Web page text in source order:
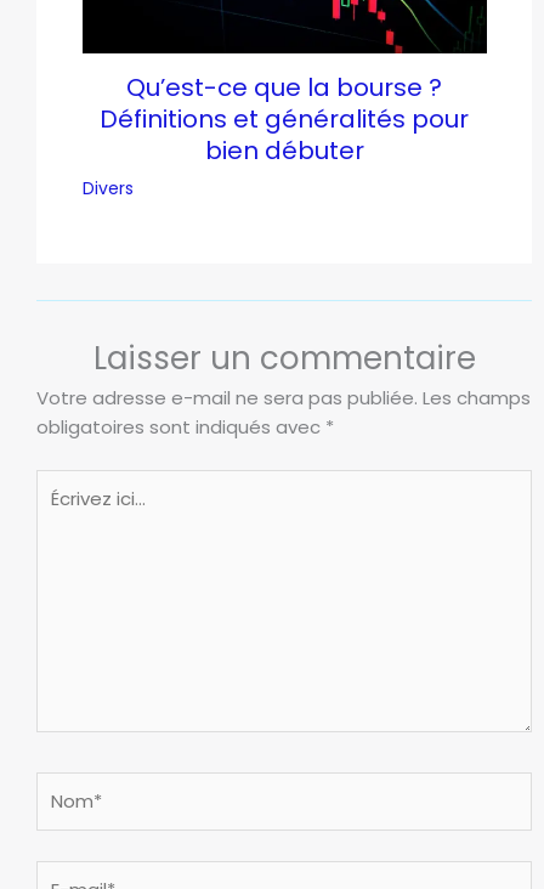
Qu’est-ce que la bourse ?
Définitions et généralités pour
bien débuter
Divers
Laisser un commentaire
Votre adresse e-mail ne sera pas publiée. Les champs
obligatoires sont indiqués avec *
ici…